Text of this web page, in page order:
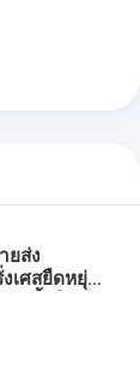
ยส่ง
เศสยืดหยุ่น